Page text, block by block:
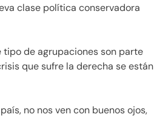
clase política conservadora
de agrupaciones son parte
que sufre la derecha se están
no nos ven con buenos ojos,